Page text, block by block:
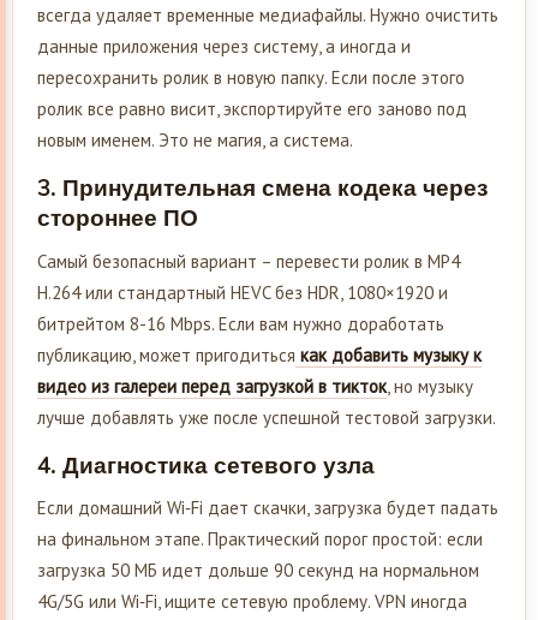
всегда удаляет временные медиафайлы. Нужно очистить
данные приложения через систему, а иногда и
пересохранить ролик в новую папку. Если после этого
ролик все равно висит, экспортируйте его заново под
новым именем. Это не магия, а система.
3. Принудительная смена кодека через
стороннее ПО
Самый безопасный вариант – перевести ролик в MP4
H.264 или стандартный HEVC без HDR, 1080×1920 и
битрейтом 8-16 Mbps. Если вам нужно доработать
публикацию, может пригодиться как добавить музыку к
видео из галереи перед загрузкой в тикток , но музыку
лучше добавлять уже после успешной тестовой загрузки.
4. Диагностика сетевого узла
Если домашний Wi‑Fi дает скачки, загрузка будет падать
на финальном этапе. Практический порог простой: если
загрузка 50 МБ идет дольше 90 секунд на нормальном
4G/5G или Wi‑Fi, ищите сетевую проблему. VPN иногда